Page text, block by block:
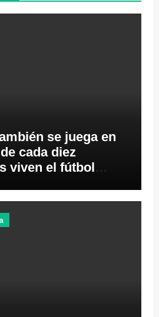
se juega en
cada diez
viven el fútbol